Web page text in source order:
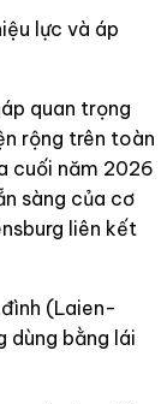
lực và áp
quan trọng
rộng trên toàn
cuối năm 2026
sàng của cơ
liên kết
(Laien-
dùng bằng lái